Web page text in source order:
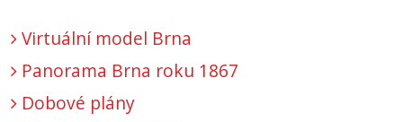
Virtuální model Brna
Panorama Brna roku 1867
Dobové plány